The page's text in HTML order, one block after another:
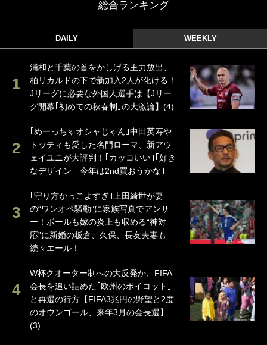
総合ランキング
DAILY WEEKLY
浦和と千葉の首をかしげる主力放出、
柏リカルドの下で新加入2人が化ける！
Jリーグに必要な外国人選手は【Jリー
グ開幕｢初めての秋春制｣の大激論】(4)
｢めーっちゃオシャじゃん｣中田英寿や
トッティも愛した名門ローマ、新アウ
ェイユニが大評判！｢カッコいい｣｢好き
なデザイン｣｢今年は2nd買おうかな｣
｢守り方かっこよすぎ｣上田綺世が妻
の“ワンオペ騒動”に家族写真でアンサ
ー！ボールも嫁の炎上も収める“神対
応”に新婚の板倉、久保、長友夫妻も
続々エール！
W杯クオーター制への大反発か、FIFA
会長を追い詰めた｢欧州のボイコット｣
と再選の行方【FIFA3兆円の野望と2度
のオウンゴール、来年3月の会長選】
(3)